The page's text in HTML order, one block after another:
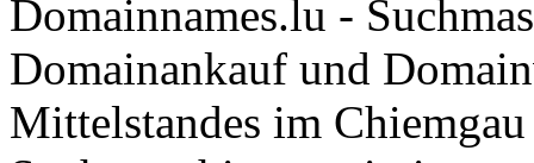
Domainnames.lu -
Domainankauf und
Mittelstandes im